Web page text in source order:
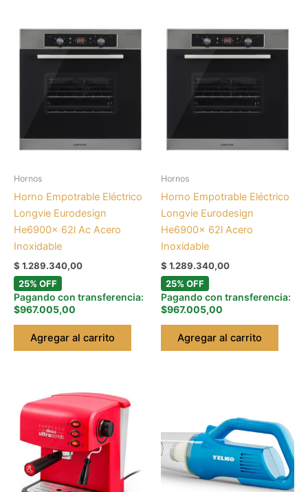
Hornos
Horno Empotrable Eléctrico
Longvie Eurodesign
He6900x 62l Ac Acero
Inoxidable
$ 1.289.340,00
25% OFF
Pagando con transferencia:
$967.005,00
Agregar al carrito
Hornos
Horno Empotrable Eléctrico
Longvie Eurodesign
He6900x 62l Acero
Inoxidable
$ 1.289.340,00
25% OFF
Pagando con transferencia:
$967.005,00
Agregar al carrito